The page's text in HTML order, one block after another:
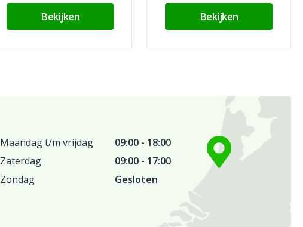
Bekijken Bekijken
Maandag t/m vrijdag
09:00 - 18:00
Zaterdag
09:00 - 17:00
Zondag
Gesloten